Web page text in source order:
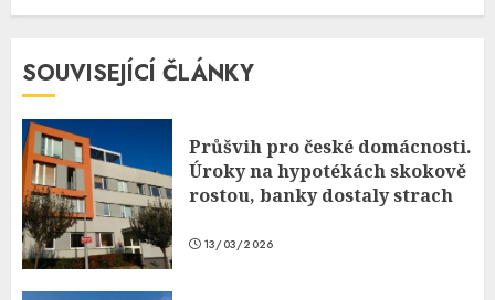
SOUVISEJÍCÍ ČLÁNKY
Průšvih pro české domácnosti.
Úroky na hypotékách skokově
rostou, banky dostaly strach
13/03/2026